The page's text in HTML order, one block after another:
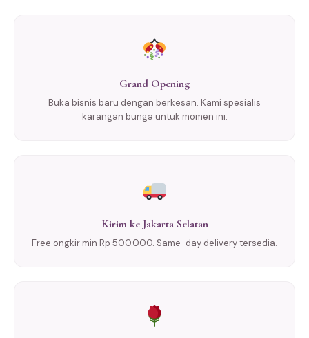
Grand Opening
Buka bisnis baru dengan berkesan. Kami spesialis
karangan bunga untuk momen ini.
Kirim ke Jakarta Selatan
Free ongkir min Rp 500.000. Same-day delivery tersedia.